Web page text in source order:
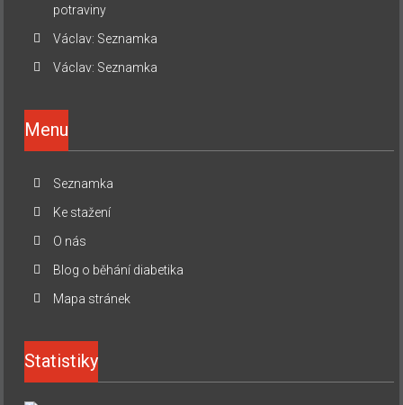
potraviny
Václav: Seznamka
Václav: Seznamka
Menu
Seznamka
Ke stažení
O nás
Blog o běhání diabetika
Mapa stránek
Statistiky